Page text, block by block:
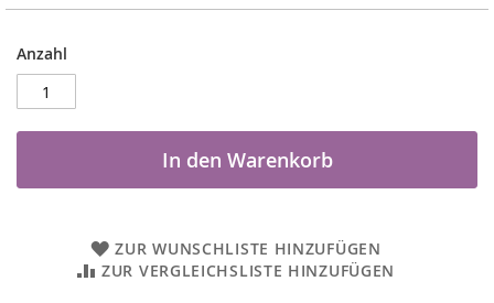
Anzahl
In den Warenkorb
ZUR WUNSCHLISTE HINZUFÜGEN
ZUR VERGLEICHSLISTE HINZUFÜGEN